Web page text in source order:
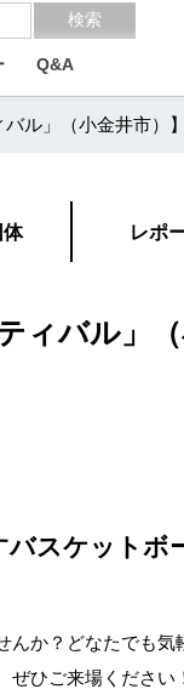
Q&A
ル」（小金井市）】
体 レポ
ィバル」
バスケットボ
んか？どなたでも気
ぜひご来場ください